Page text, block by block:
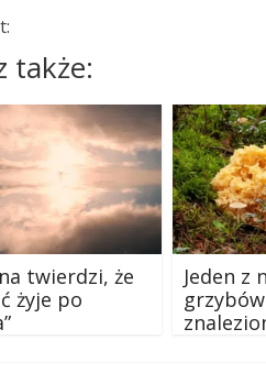
także:
twierdzi, że
żyje po
Jeden z